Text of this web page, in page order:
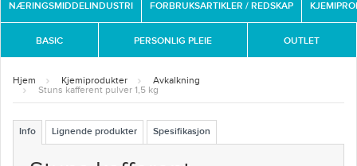
NÆRINGSMIDDELINDUSTRI FORBRUKSARTIKLER / REDSKAP
BASIC PERSONLIG PLEIE OUTLET
Hjem Kjemiprodukter
Avkalkning
Stuns kafferent pulver 1,5 kg
Info Lignende produkter Spesifikasjon